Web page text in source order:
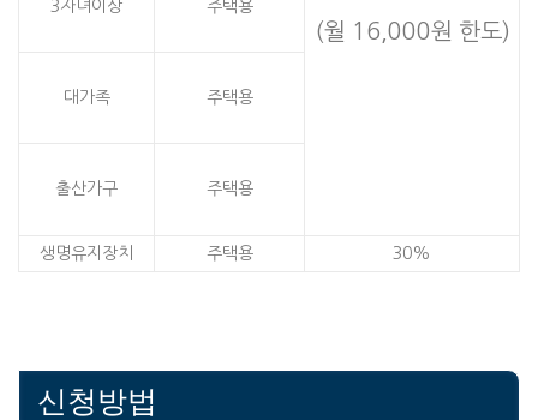
3자녀이상 주택용
(월 16,000원 한도)
대가족 주택용
출산가구 주택용
생명유지장치 주택용 30%
신청방법